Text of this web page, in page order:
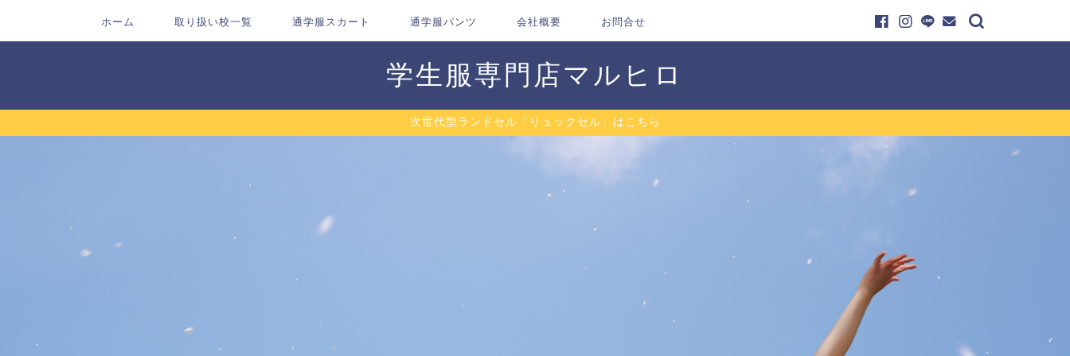
ホーム 取り扱い校一覧 通学服スカート 通学服パンツ 会社概要 お問合せ
学生服専門店マルヒロ
次世代型ランドセル「リュックセル」はこちら